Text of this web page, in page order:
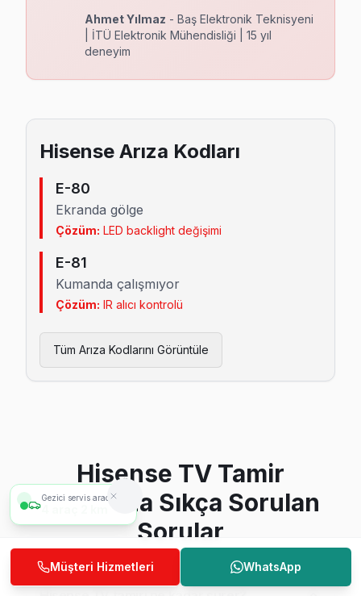
Ahmet Yılmaz - Baş Elektronik Teknisyeni
| İTÜ Elektronik Mühendisliği | 15 yıl
deneyim
Hisense Arıza Kodları
E-80
Ekranda gölge
Çözüm: LED backlight değişimi
E-81
Kumanda çalışmıyor
Çözüm: IR alıcı kontrolü
Tüm Arıza Kodlarını Görüntüle
Hisense TV Tamir
Hakkında Sıkça Sorulan
Sorular
Gezici servis aracımız
Müşteri Hizmetleri WhatsApp